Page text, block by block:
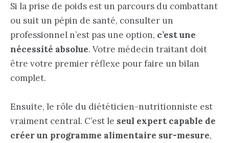
Si la prise de poids est un parcours du combattant
ou suit un pépin de santé, consulter un
professionnel n’est pas une option, c’est une
nécessité absolue. Votre médecin traitant doit
être votre premier réflexe pour faire un bilan
complet.
Ensuite, le rôle du diététicien-nutritionniste est
vraiment central. C’est le seul expert capable de
créer un programme alimentaire sur-mesure,